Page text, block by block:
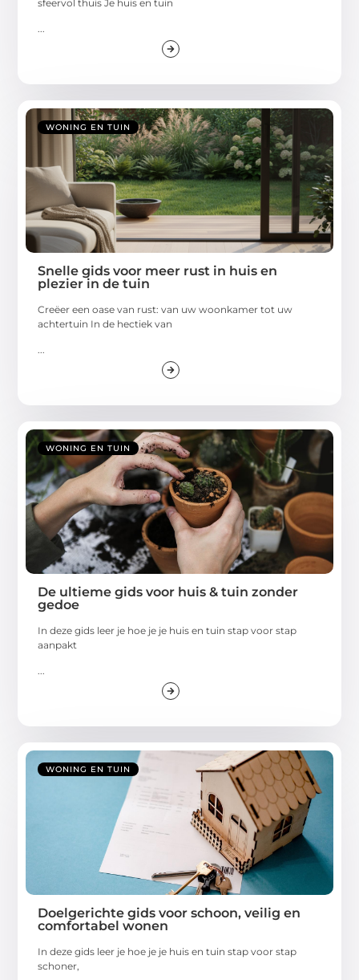
sfeervol thuis Je huis en tuin
...
WONING EN TUIN
Snelle gids voor meer rust in huis en
plezier in de tuin
Creëer een oase van rust: van uw woonkamer tot uw
achtertuin In de hectiek van
...
WONING EN TUIN
De ultieme gids voor huis & tuin zonder
gedoe
In deze gids leer je hoe je je huis en tuin stap voor stap
aanpakt
...
WONING EN TUIN
Doelgerichte gids voor schoon, veilig en
comfortabel wonen
In deze gids leer je hoe je je huis en tuin stap voor stap
schoner,